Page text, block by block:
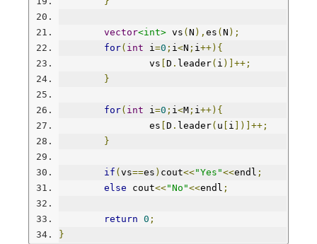
vector<int> vs ( N ), es ( N );
for( int i=0 ; i<N ; i++){
		vs
D . leader( i )]++;
}
for( int i=0 ; i<M ; i++){
		es
D . leader( u i ])]++;
}
if ( vs==es ) cout<<"Yes"<<endl ;
else cout<<"No"<<endl ;
return 0 ;
}